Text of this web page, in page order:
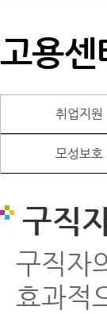
고용센
취업지원
모성보호
구직
구직자
효과적